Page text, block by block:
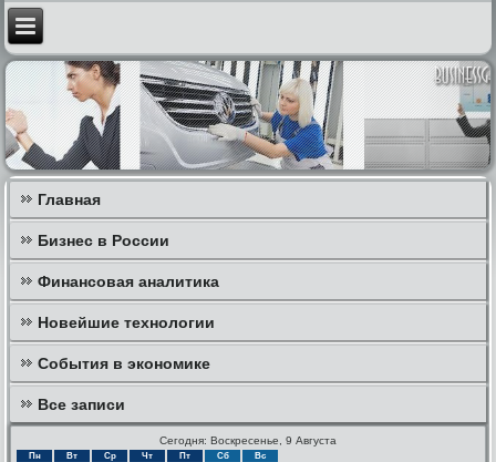
Главная
Бизнес в России
Финансовая аналитика
Новейшие технологии
События в экономике
Все записи
Сегодня: Воскресенье, 9 Августа
Пн Вт Ср Чт Пт Сб Вс